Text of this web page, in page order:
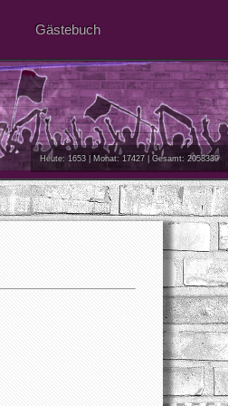
Gästebuch
Heute: 1653 | Monat: 17427 | Gesamt: 2058339